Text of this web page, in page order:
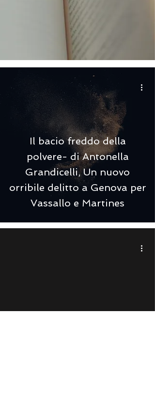
Il bacio freddo della
polvere- di Antonella
Grandicelli, Un nuovo
orribile delitto a Genova per
Vassallo e Martines